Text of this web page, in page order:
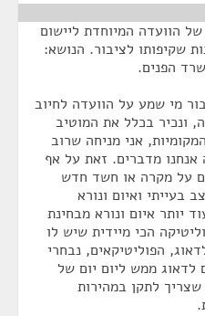
הוועדה המיוחדת ליישום
שקיפותו לציבור. הנושא:
הפנים.
מי שמע על הוועדה לחיוב
ונכיר בכלל את המוטיב
אני מניחה שרוב
אנחנו מדברים. זאת על אף
על מקרה או חשד חדש
בעייתי ואיום ונורא
יותר איום ונורא מבחינת
הכי מיידית שיש לו
הפוליטיקאים, נבחרי
לדאוג ממש ליום יום של
שצריך לתקן במהירות